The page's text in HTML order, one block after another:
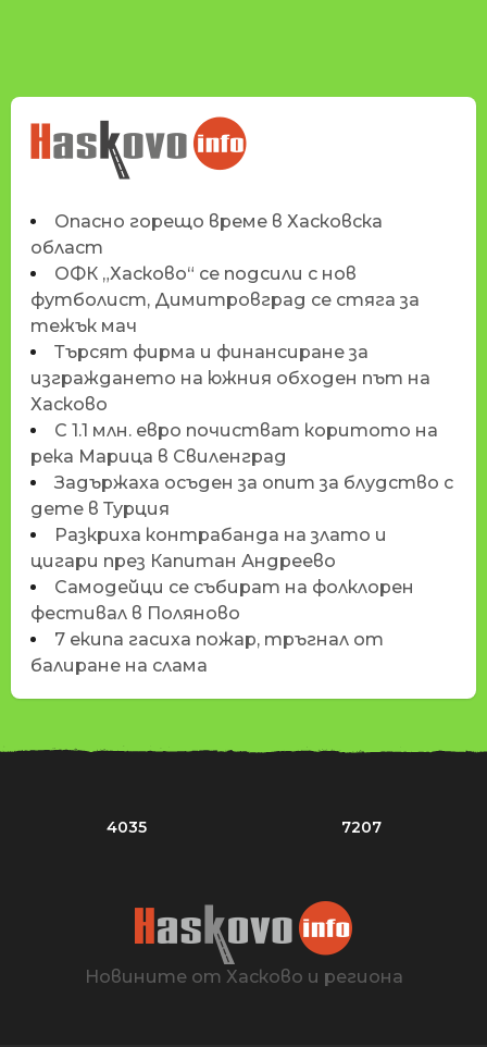
НОВИНИТЕ НА
HASKOVO.INFO
Опасно горещо време в Хасковска
област
ОФК „Хасково“ се подсили с нов
футболист, Димитровград се стяга за
тежък мач
Търсят фирма и финансиране за
изграждането на южния обходен път на
Хасково
С 1.1 млн. евро почистват коритото на
река Марица в Свиленград
Задържаха осъден за опит за блудство с
дете в Турция
Разкриха контрабанда на злато и
цигари през Капитан Андреево
Самодейци се събират на фолклорен
фестивал в Поляново
7 екипа гасиха пожар, тръгнал от
балиране на слама
4035 7207
Новините от Хасково и региона